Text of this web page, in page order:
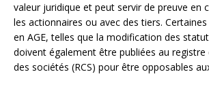
valeur juridique et peut servir de preuve en
les actionnaires ou avec des tiers.
en AGE, telles que la modification des
doivent également être publiées au
des sociétés (RCS) pour être opposables